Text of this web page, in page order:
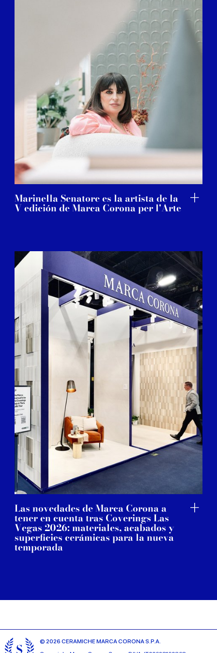
Marinella Senatore es la artista de la
V edición de Marca Corona per l'Arte
Las novedades de Marca Corona a
tener en cuenta tras Coverings Las
Vegas 2026: materiales, acabados y
superficies cerámicas para la nueva
temporada
© 2026 CERAMICHE MARCA CORONA S.P.A.